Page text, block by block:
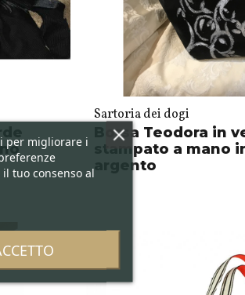
Sartoria dei dogi
Borsa Teodora in
stampato a mano
argento
per migliorare i
tuo consenso al